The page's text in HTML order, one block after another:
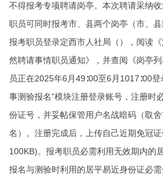
不得报考专项聘请岗亭。本次聘请采纳
职员可同时报考市、县两个岗亭（市、县
报考职员登录定西市人社局（），阅读
然聘请事情职员通知》，并查阅《岗亭
员正在2025年6月49∶00至6月1017∶00
事测验报名”模块注册登录账号，注册时
份证号，并妥帖保管用户名战暗码（取
名）。注册完成后，上传自己近期免冠
100KB)。报考职员必需利用无效期内的
报名与测验时利用的居平易近身份证必